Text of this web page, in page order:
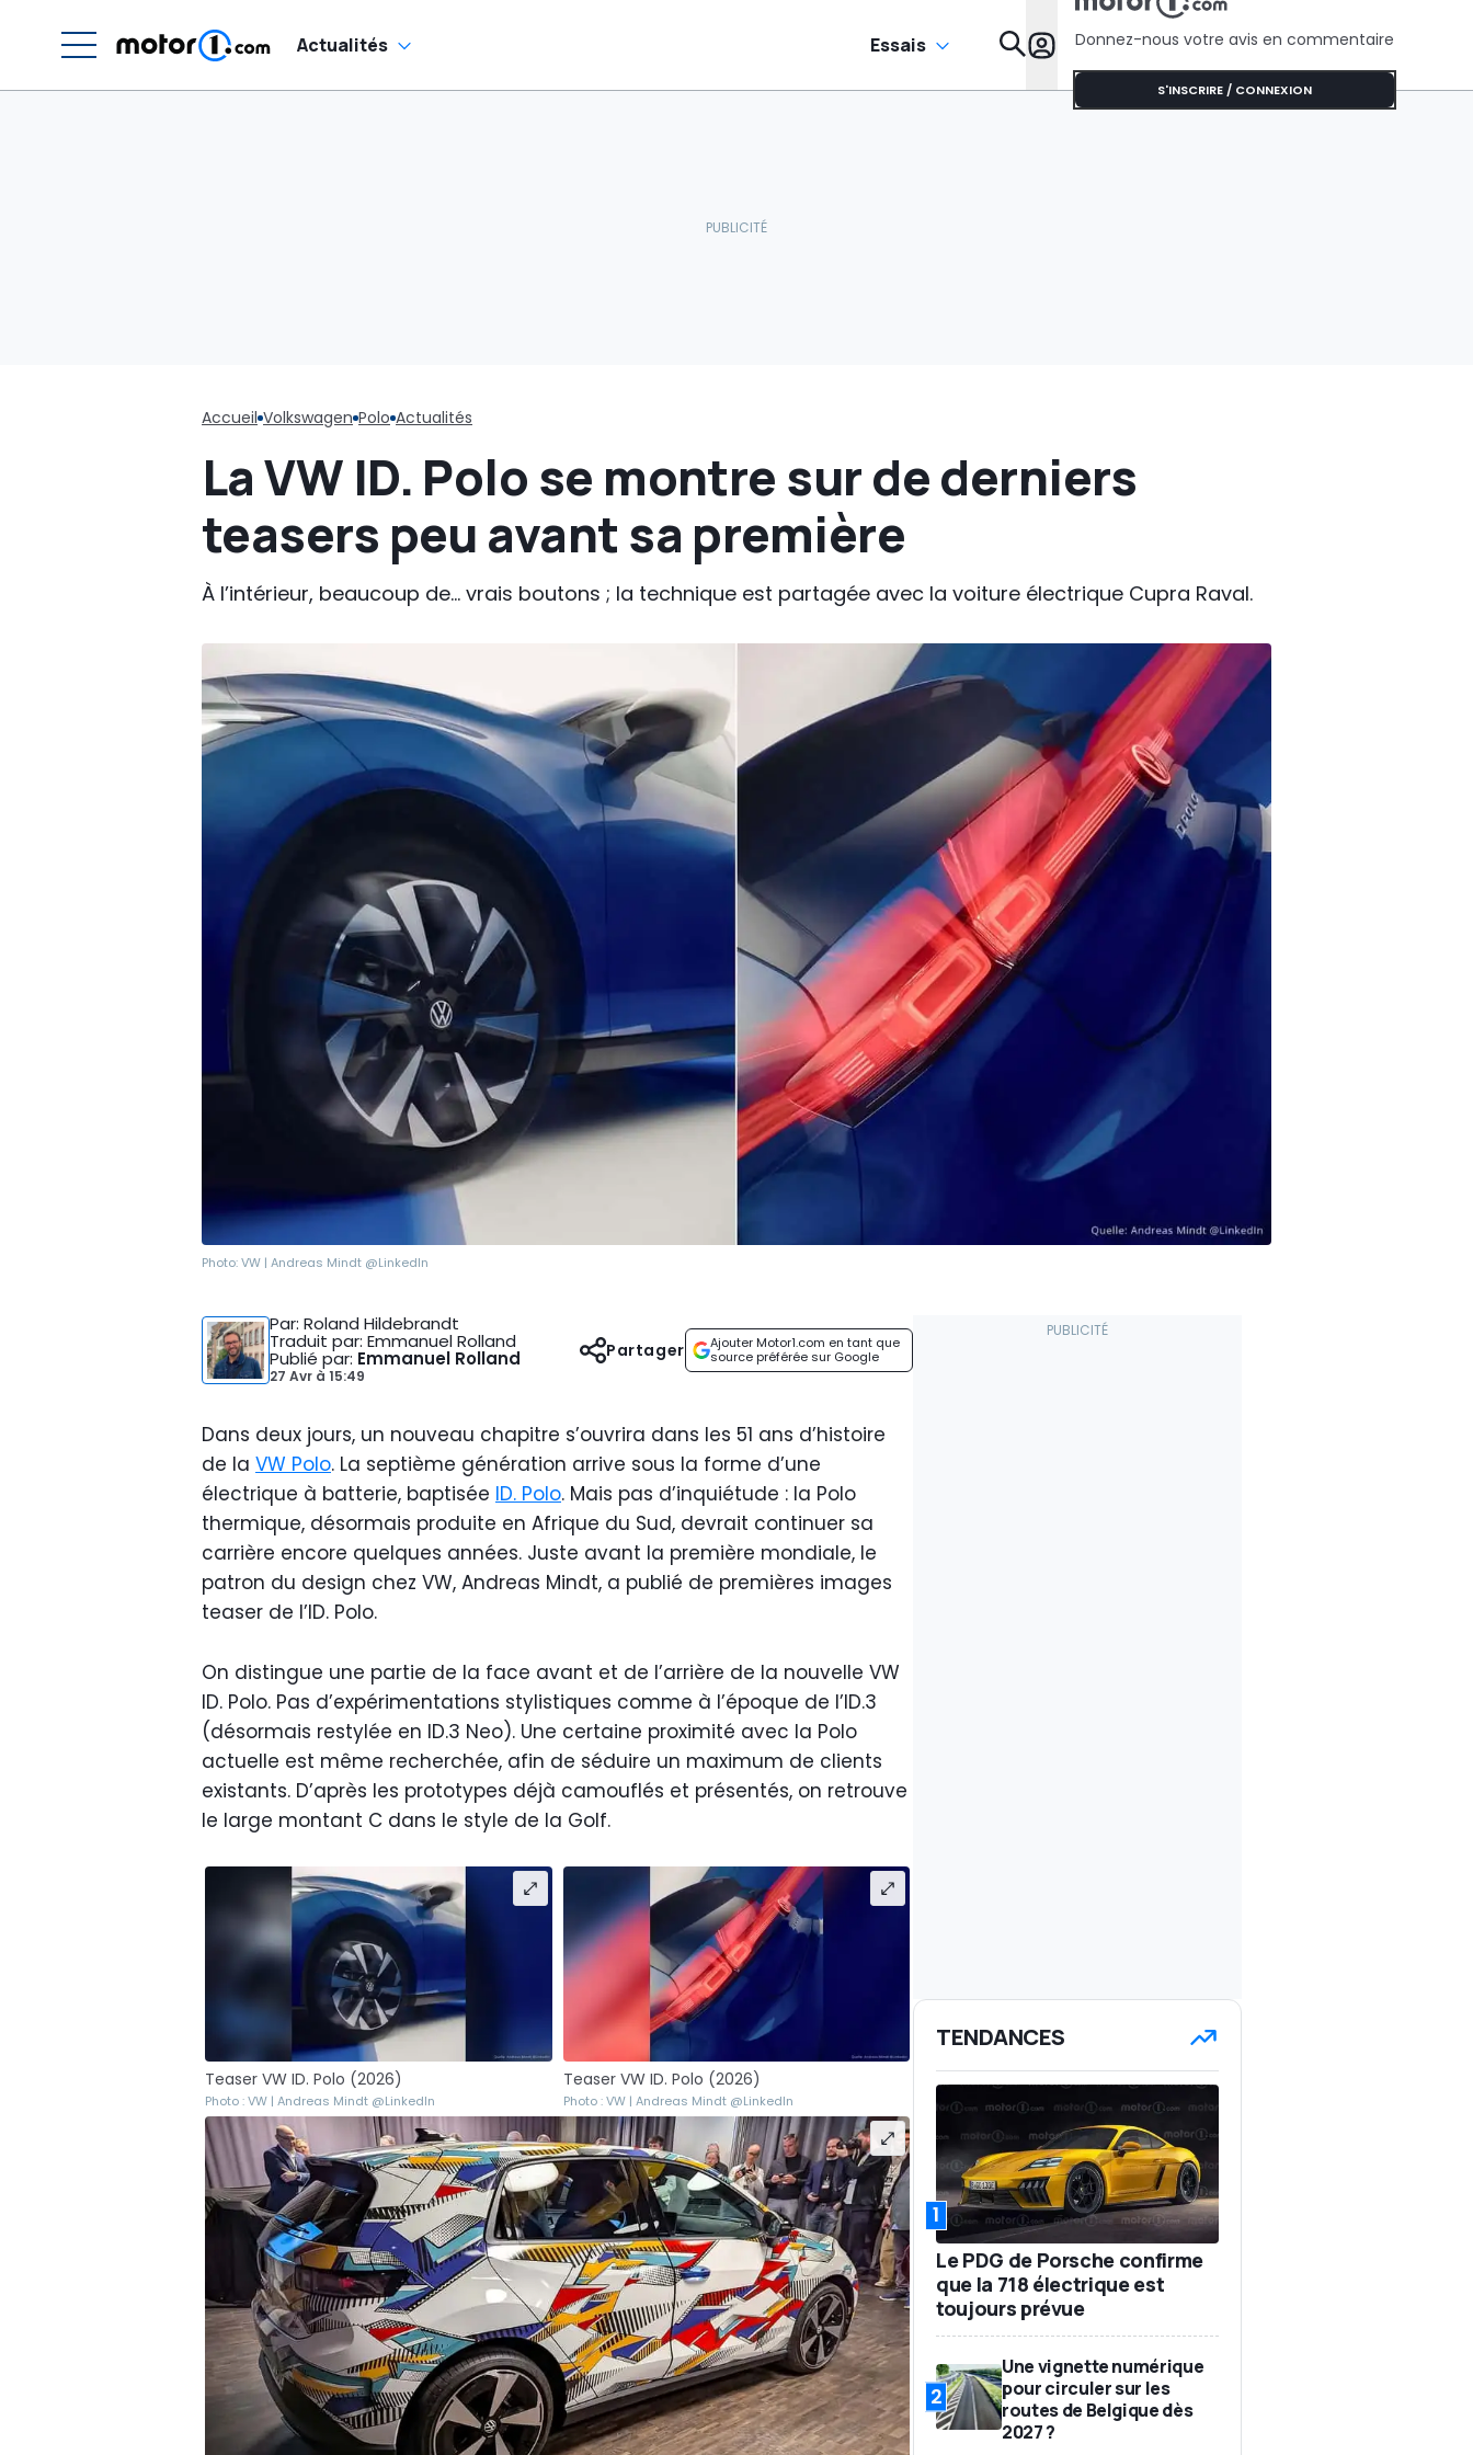
Actualités Essais Donnez-nous votre avis en commentaire
S'INSCRIRE / CONNEXION
Accueil Volkswagen Polo Actualités
La VW ID. Polo se montre sur de derniers
teasers peu avant sa première
À l’intérieur, beaucoup de... vrais boutons ; la technique est partagée avec la voiture électrique Cupra Raval.
Photo:VW | Andreas Mindt @LinkedIn
Par: Roland Hildebrandt
Traduit par: Emmanuel Rolland
Publié par: Emmanuel Rolland
27 Avr à 15:49
Ajouter Motor1.com en tant que
source préférée sur Google
Partager
Dans deux jours, un nouveau chapitre s’ouvrira dans les 51 ans d’histoire
de la VW Polo. La septième génération arrive sous la forme d’une
électrique à batterie, baptisée ID. Polo. Mais pas d’inquiétude : la Polo
thermique, désormais produite en Afrique du Sud, devrait continuer sa
carrière encore quelques années. Juste avant la première mondiale, le
patron du design chez VW, Andreas Mindt, a publié de premières images
teaser de l’ID. Polo.
On distingue une partie de la face avant et de l’arrière de la nouvelle VW
ID. Polo. Pas d’expérimentations stylistiques comme à l’époque de l’ID.3
(désormais restylée en ID.3 Neo). Une certaine proximité avec la Polo
actuelle est même recherchée, afin de séduire un maximum de clients
existants. D’après les prototypes déjà camouflés et présentés, on retrouve
le large montant C dans le style de la Golf.
Teaser VW ID. Polo (2026)
Photo : VW | Andreas Mindt @LinkedIn
Teaser VW ID. Polo (2026)
Photo : VW | Andreas Mindt @LinkedIn
TENDANCES
1
Le PDG de Porsche confirme
que la 718 électrique est
toujours prévue
2
Une vignette numérique
pour circuler sur les
routes de Belgique dès
2027 ?